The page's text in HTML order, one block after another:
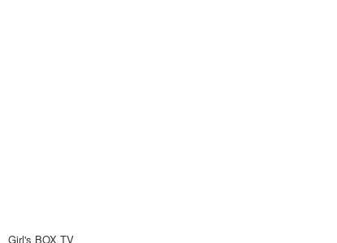
Girl's BOX TV